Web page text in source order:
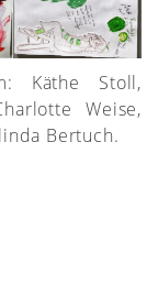
Käthe Stoll,
Weise,
Bertuch.